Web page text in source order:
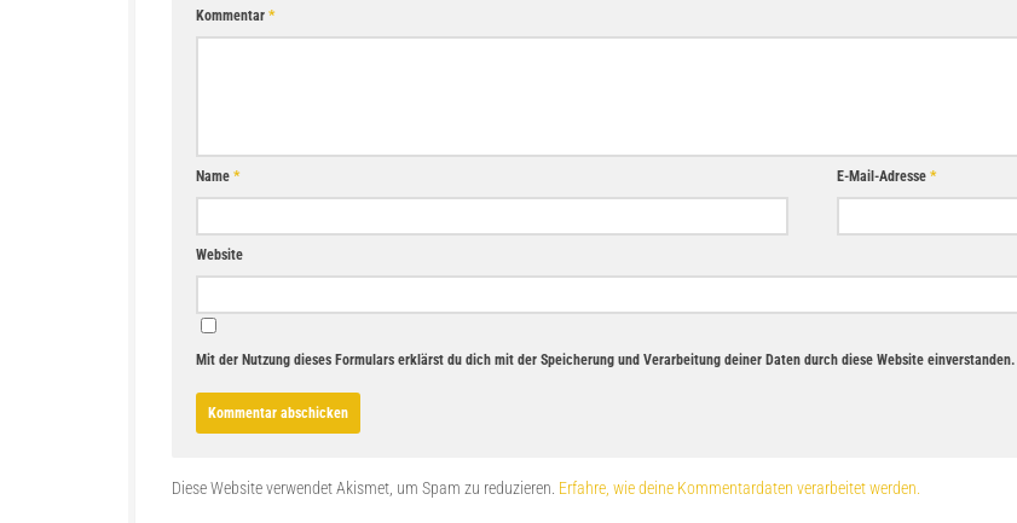
Kommentar *
Name * E-Mail-Adresse*
Website
Mit der Nutzung dieses Formulars erklärst du dich mit der Speicherung und Verarbeitung deiner Daten durch diese Website einverstanden.
Diese Website verwendet Akismet, um Spam zu reduzieren. Erfahre, wie deine Kommentardaten verarbeitet werden.